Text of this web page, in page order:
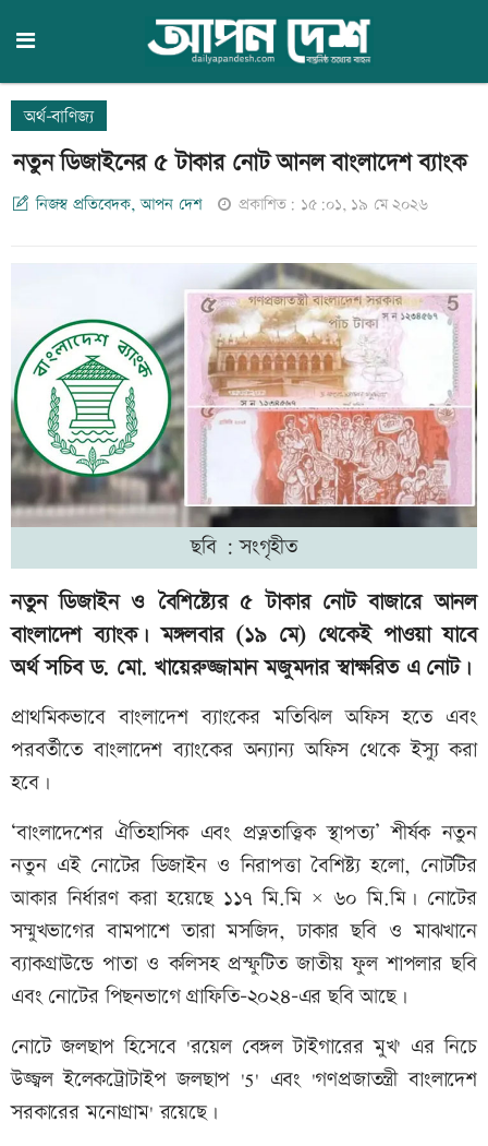
অর্থ-বাণিজ্য
নতুন ডিজাইনের ৫ টাকার নোট আনল বাংলাদেশ ব্যাংক
নিজস্ব প্রতিবেদক, আপন দেশ প্রকাশিত: ১৫:০১, ১৯ মে ২০২৬
ছবি : সংগৃহীত
নতুন ডিজাইন ও বৈশিষ্ট্যের ৫ টাকার নোট বাজারে আনল
বাংলাদেশ ব্যাংক। মঙ্গলবার (১৯ মে) থেকেই পাওয়া যাবে
অর্থ সচিব ড. মো. খায়েরুজ্জামান মজুমদার স্বাক্ষরিত এ নোট।
প্রাথমিকভাবে বাংলাদেশ ব্যাংকের মতিঝিল অফিস হতে এবং
পরবর্তীতে বাংলাদেশ ব্যাংকের অন্যান্য অফিস থেকে ইস্যু করা
হবে।
‘বাংলাদেশের ঐতিহাসিক এবং প্রত্নতাত্ত্বিক স্থাপত্য’ শীর্ষক নতুন
নতুন এই নোটের ডিজাইন ও নিরাপত্তা বৈশিষ্ট্য হলো, নোটটির
আকার নির্ধারণ করা হয়েছে ১১৭ মি.মি × ৬০ মি.মি। নোটের
সম্মুখভাগের বামপাশে তারা মসজিদ, ঢাকার ছবি ও মাঝখানে
ব্যাকগ্রাউন্ডে পাতা ও কলিসহ প্রস্ফুটিত জাতীয় ফুল শাপলার ছবি
এবং নোটের পিছনভাগে গ্রাফিতি-২০২৪-এর ছবি আছে।
নোটে জলছাপ হিসেবে 'রয়েল বেঙ্গল টাইগারের মুখ' এর নিচে
উজ্জ্বল ইলেকট্রোটাইপ জলছাপ '5' এবং 'গণপ্রজাতন্ত্রী বাংলাদেশ
সরকারের মনোগ্রাম' রয়েছে।